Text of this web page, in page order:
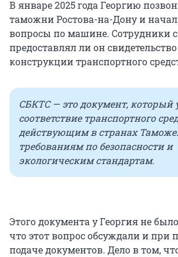
В январе 2025 года Георгию
таможни Ростова-на-Дону и
вопросы по машине. Сотрудники
предоставлял ли он
конструкции транспортного
СБКТС — это документ, который
соответствие транспортного
действующим в странах
требованиям по безопасности и
экологическим стандартам.
Этого документа у Георгия не
что этот вопрос обсуждали и при
подаче документов. Дело в том,